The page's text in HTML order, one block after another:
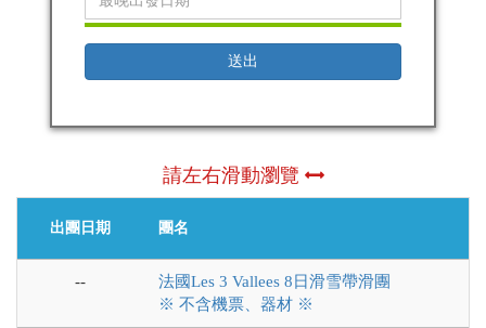
請左右滑動瀏覽
出團日期 團名
--
法國Les 3 Vallees 8日滑雪帶滑團
※ 不含機票、器材 ※